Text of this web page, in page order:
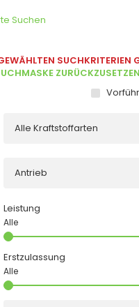
Suchen
SUCHKRITERIEN
Alle Kraftstoffarten
Antrieb
Leistung
Erstzulassung